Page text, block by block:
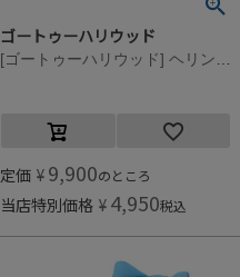
ゴートゥーハリウッド
定価 ¥ 9,900のところ
当店特別価格 ¥ 4,950税込